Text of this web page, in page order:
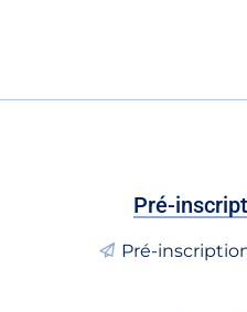
Pré-
Pré-